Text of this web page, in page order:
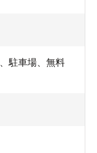
駐車場
無料